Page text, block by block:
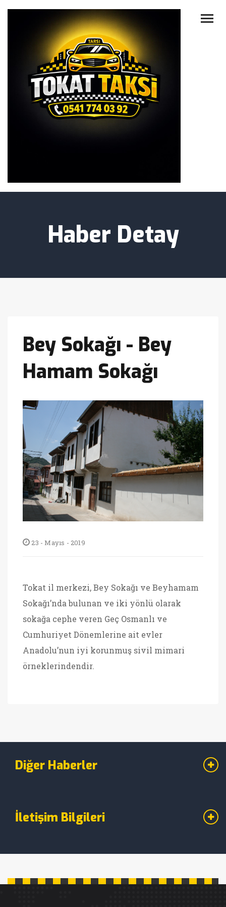
ANA SAYFA
HAKKIMIZDA
HIZMETLER
TAKSILERIMIZ
HABERLER
Haber Detay
Bey Sokağı - Bey
Hamam Sokağı
23 - Mayıs - 2019
Tokat il merkezi, Bey Sokağı ve Beyhamam
Sokağı’nda bulunan ve iki yönlü olarak
sokağa cephe veren Geç Osmanlı ve
Cumhuriyet Dönemlerine ait evler
Anadolu’nun iyi korunmuş sivil mimari
örneklerindendir.
Diğer Haberler
İletişim Bilgileri